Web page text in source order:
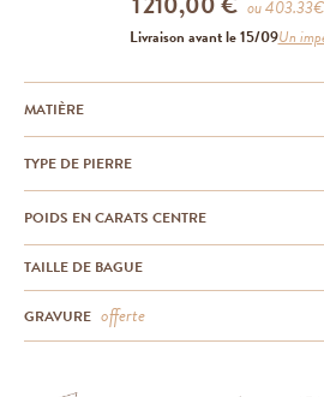
ou403.33
Livraison avant le 15/09Un
MATIÈRE
TYPE DE PIERRE
POIDS EN CARATS CENTRE
TAILLE DE BAGUE
GRAVURE offerte